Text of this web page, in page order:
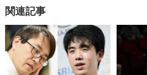
関連記事